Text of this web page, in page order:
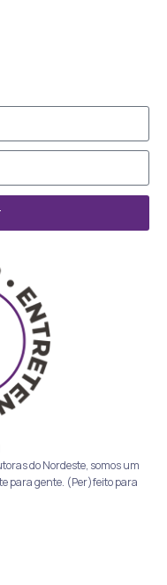
do Nordeste, somos um
para gente. (Per)feito para